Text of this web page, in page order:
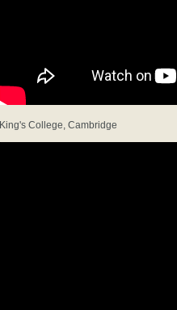
King's College, Cambridge